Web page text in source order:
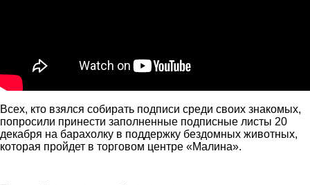
Всех, кто взялся собирать подписи среди своих знакомых,
попросили принести заполненные подписные листы 20
декабря на барахолку в поддержку бездомных животных,
которая пройдет в торговом центре «Малина».